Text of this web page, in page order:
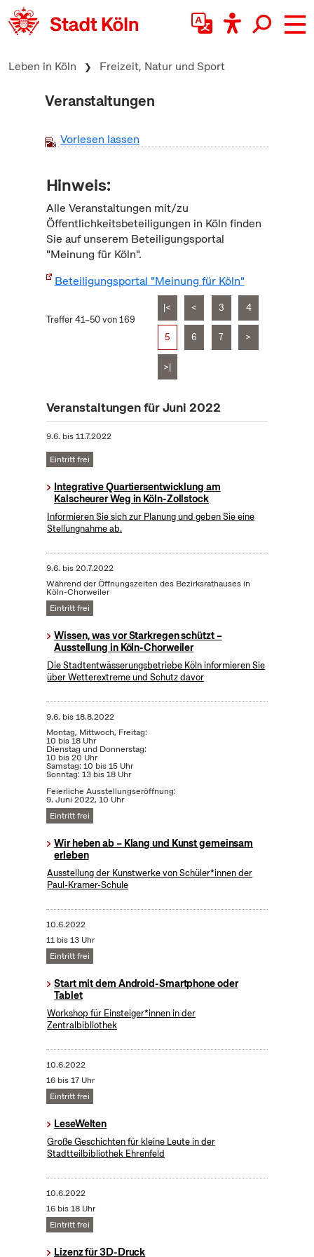
zum Inhalt springen
Leben in Köln Freizeit, Natur und Sport
Veranstaltungen
Vorlesen lassen
Hinweis:
Alle Veranstaltungen mit/zu
Öffentlichkeitsbeteiligungen in Köln finden
Sie auf unserem Beteiligungsportal
"Meinung für Köln".
Beteiligungsportal "Meinung für Köln"
Treffer 41–50 von 169
|< < 3 4
5 6 7 >
>|
Veranstaltungen für Juni 2022
9.6. bis11.7.2022
Eintritt frei
Integrative Quartiersentwicklung am
Kalscheurer Weg in Köln-Zollstock
Informieren Sie sich zur Planung und geben Sie eine
Stellungnahme ab.
9.6. bis20.7.2022
Während der Öffnungszeiten des Bezirksrathauses in
Köln-Chorweiler
Eintritt frei
Wissen, was vor Starkregen schützt –
Ausstellung in Köln-Chorweiler
Die Stadtentwässerungsbetriebe Köln informieren Sie
über Wetterextreme und Schutz davor
9.6. bis18.8.2022
Montag, Mittwoch, Freitag:
10 bis 18 Uhr
Dienstag und Donnerstag:
10 bis 20 Uhr
Samstag: 10 bis 15 Uhr
Sonntag: 13 bis 18 Uhr
Feierliche Ausstellungseröffnung:
9. Juni 2022, 10 Uhr
Eintritt frei
Wir heben ab – Klang und Kunst gemeinsam
erleben
Ausstellung der Kunstwerke von Schüler*innen der
Paul-Kramer-Schule
10.6.2022
11 bis 13 Uhr
Eintritt frei
Start mit dem Android-Smartphone oder
Tablet
Workshop für Einsteiger*innen in der
Zentralbibliothek
10.6.2022
16 bis 17 Uhr
Eintritt frei
LeseWelten
Große Geschichten für kleine Leute in der
Stadtteilbibliothek Ehrenfeld
10.6.2022
16 bis 18 Uhr
Eintritt frei
Lizenz für 3D-Druck